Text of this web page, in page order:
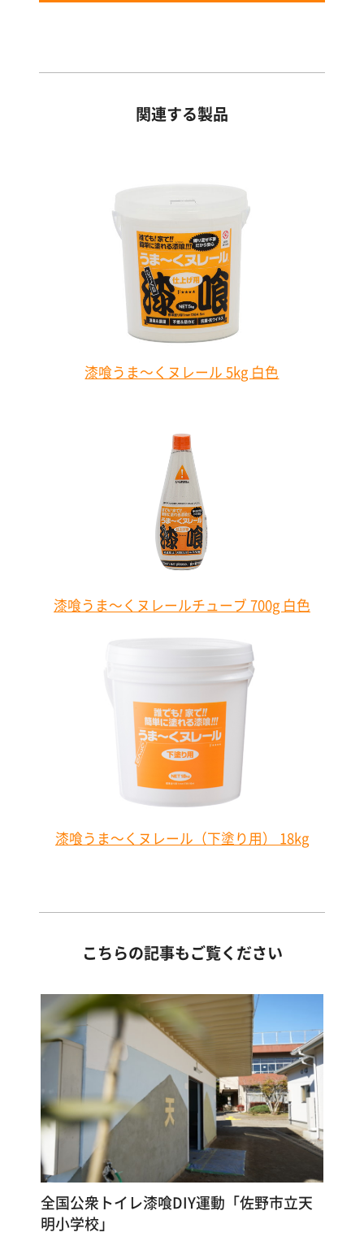
関連する製品
漆喰うま～くヌレール 5kg 白色
漆喰うま～くヌレールチューブ 700g 白色
漆喰うま～くヌレール（下塗り用） 18kg
こちらの記事もご覧ください
全国公衆トイレ漆喰DIY運動「佐野市立天
明小学校」